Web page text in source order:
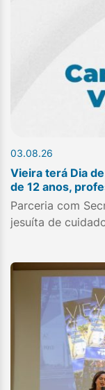
03.08.26
Vieira terá Dia
de 12 anos,
Parceria com
jesuíta de